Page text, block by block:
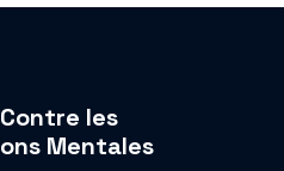
les
Mentales